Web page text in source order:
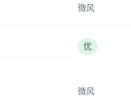
微风
优
微风